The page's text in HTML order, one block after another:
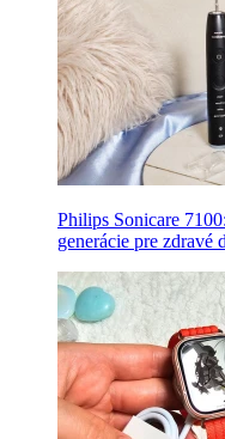
Philips Sonicare
generácie pre zdravé